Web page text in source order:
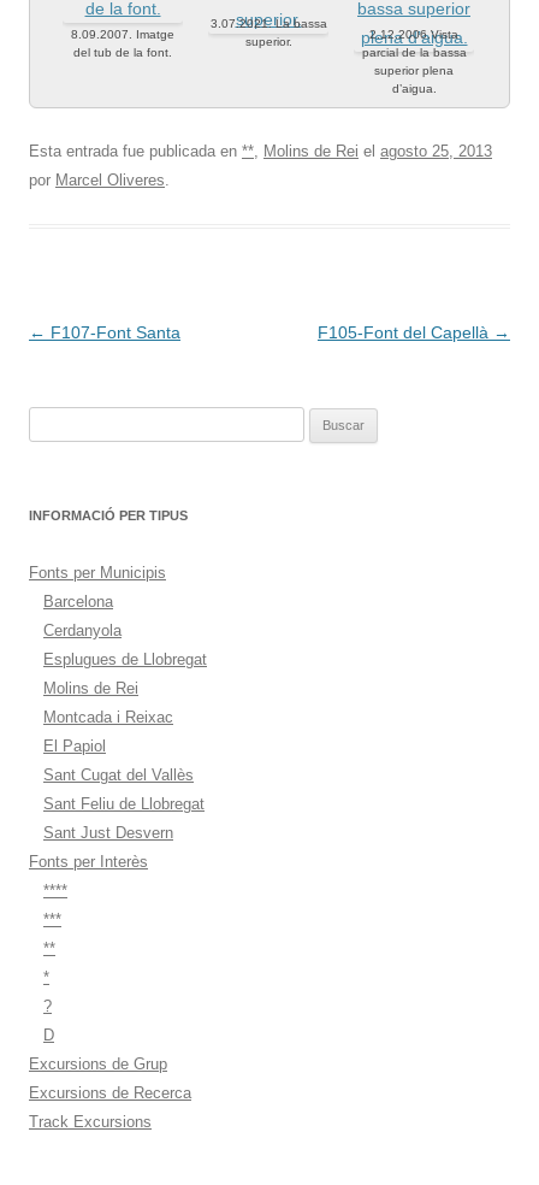
8.09.2007. Imatge
del tub de la font.
3.07.2021. La bassa
superior.
2.12.2006.Vista
parcial de la bassa
superior plena
d’aigua.
Esta entrada fue publicada en **, Molins de Rei el agosto 25, 2013
por Marcel Oliveres.
Navegación
← F107-Font Santa F105-Font del Capellà →
INFORMACIÓ PER TIPUS
Fonts per Municipis
Barcelona
Cerdanyola
Esplugues de Llobregat
Molins de Rei
Montcada i Reixac
El Papiol
Sant Cugat del Vallès
Sant Feliu de Llobregat
Sant Just Desvern
Fonts per Interès
****
***
**
*
?
D
Excursions de Grup
Excursions de Recerca
Track Excursions